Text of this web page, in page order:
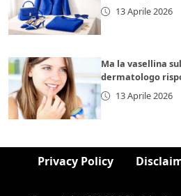
13 Aprile 2026
Ma la vasellina
dermatologo
13 Aprile 2026
Privacy Policy